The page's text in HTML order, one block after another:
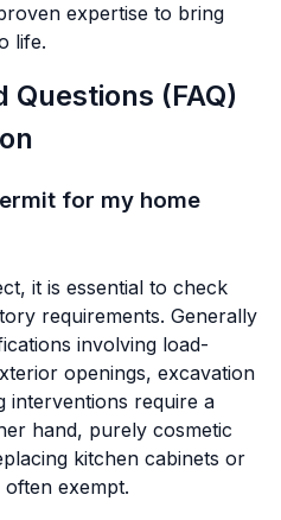
expertise to bring
life.
(FAQ)
for my home
it is essential to check
requirements. Generally
involving load-
openings, excavation
interventions require a
hand, purely cosmetic
kitchen cabinets or
exempt.